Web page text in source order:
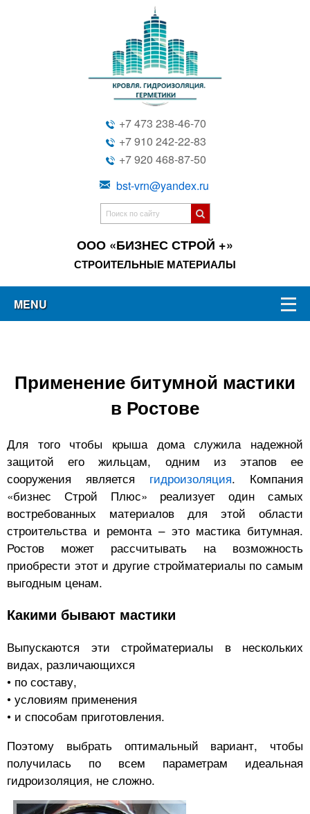
+7 473 238-46-70
+7 910 242-22-83
+7 920 468-87-50
bst-vrn@yandex.ru
ООО «БИЗНЕС СТРОЙ +»
СТРОИТЕЛЬНЫЕ МАТЕРИАЛЫ
MENU
Применение битумной мастики
в Ростове
Для того чтобы крыша дома служила надежной
защитой его жильцам, одним из этапов ее
сооружения является гидроизоляция. Компания
«бизнес Строй Плюс» реализует один самых
востребованных материалов для этой области
строительства и ремонта – это мастика битумная.
Ростов может рассчитывать на возможность
приобрести этот и другие стройматериалы по самым
выгодным ценам.
Какими бывают мастики
Выпускаются эти стройматериалы в нескольких
видах, различающихся
• по составу,
• условиям применения
• и способам приготовления.
Поэтому выбрать оптимальный вариант, чтобы
получилась по всем параметрам идеальная
гидроизоляция, не сложно.